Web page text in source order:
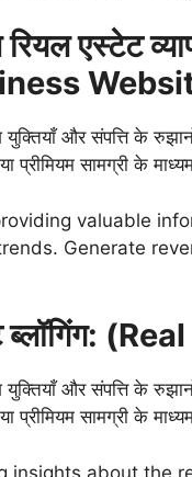
रियल एस्टेट
युक्तियाँ और संपत्ति के
या प्रीमियम सामग्री के
valuable
Generate
ब्लॉगिंग:
युक्तियाँ और संपत्ति के
या प्रीमियम सामग्री के
insights about the